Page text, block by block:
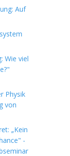
Auf
Wie viel
Physik
von
„Kein
-